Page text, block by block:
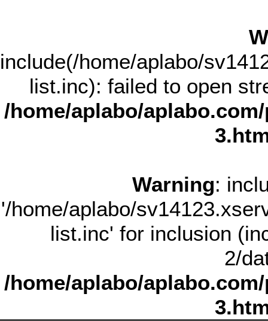
include(/home/aplabo/
list.inc): failed to open
/home/aplabo/
Warning:
'/home/aplabo/
list.inc' for inclusion
2/
/home/aplabo/